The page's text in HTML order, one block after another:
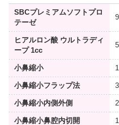
SBCプレミアムソフトプロ
テーゼ
ヒアルロン酸 ウルトラディ
ープ 1cc
小鼻縮小
小鼻縮小フラップ法
小鼻縮小内側外側
小鼻縮小鼻腔内切開